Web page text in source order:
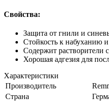
Свойства:
Защита от гнили и
Стойкость к набуханию и
Содержит растворители
Хорошая адгезия для
Характеристики
Производитель
Страна